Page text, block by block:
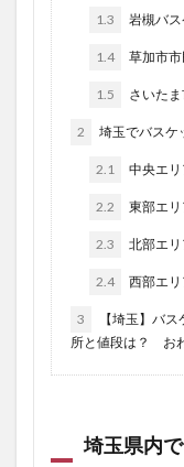
1.3 岩槻バス
1.4 草加市
1.5 さいた
2 埼玉でバスケ
2.1 中央エリ
2.2 東部エリ
2.3 北部エリ
2.4 西部エリ
3
【埼玉】バ
所と値段は？ お
埼玉県内